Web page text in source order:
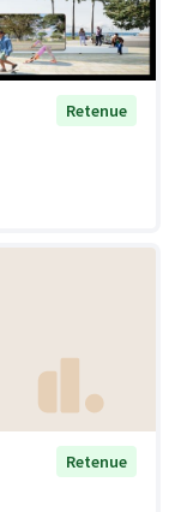
Retenue
Retenue